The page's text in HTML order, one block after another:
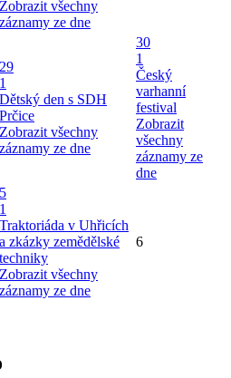
Zobrazit všechny
záznamy ze dne
29
1
Dětský den s SDH
Prčice
Zobrazit všechny
záznamy ze dne
30
1
Český
varhanní
festival
Zobrazit
všechny
záznamy ze
dne
5
1
Traktoriáda v Uhřicích
a zkázky zemědělské
techniky
Zobrazit všechny
záznamy ze dne
6